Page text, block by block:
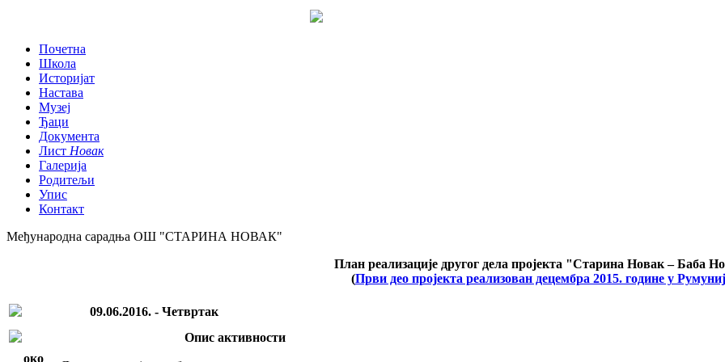
Почетна
Школа
Историјат
Настава
Музеј
Ђаци
Документа
Лист Новак
Галерија
Родитељи
Упис
Контакт
Међународна сарадња ОШ "СТАРИНА НОВАК"
План реализације другог дела пројекта "Старина Новак – Баба
(Први део пројекта реализован децембра 2015. године у
09.06.2016. - Четвртак
Опис активности
око